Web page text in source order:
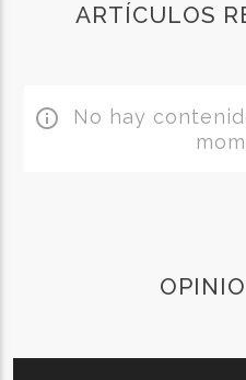
ARTÍCULOS
info_outline No hay